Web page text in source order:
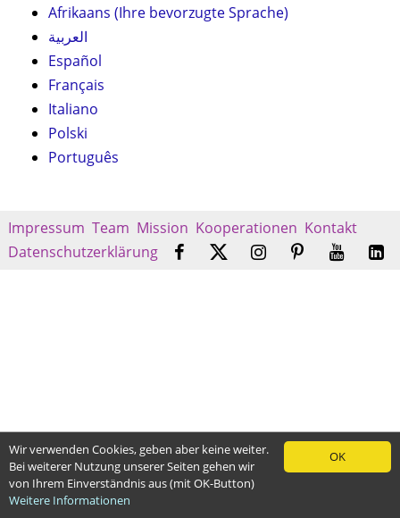
Afrikaans (Ihre bevorzugte Sprache)
العربية
Español
Français
Italiano
Polski
Português
Impressum Team Mission Kooperationen Kontakt
Datenschutzerklärung
OK
Wir verwenden Cookies, geben aber keine weiter.
Bei weiterer Nutzung unserer Seiten gehen wir
von Ihrem Einverständnis aus (mit OK-Button)
Weitere Informationen